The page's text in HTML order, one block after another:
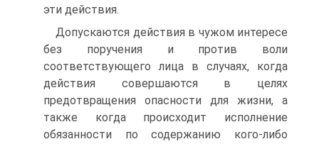
эти действия.
Допускаются действия в чужом интересе
без поручения и против воли
соответствующего лица в случаях, когда
действия совершаются в целях
предотвращения опасности для жизни, а
также когда происходит исполнение
обязанности по содержанию кого-либо